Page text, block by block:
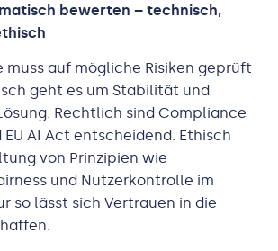
bewerten – technisch,
muss auf mögliche Risiken geprüft
geht es um Stabilität und
Rechtlich sind Compliance
EU AI Act entscheidend. Ethisch
von Prinzipien wie
und Nutzerkontrolle im
so lässt sich Vertrauen in die